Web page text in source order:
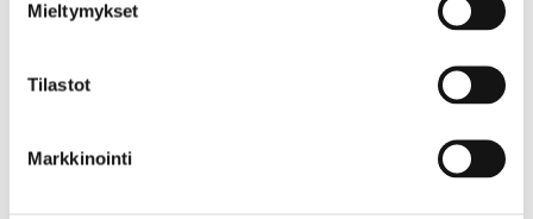
Mieltymykset
Tilastot
Markkinointi
toukokuu 2021
tammikuu 2021